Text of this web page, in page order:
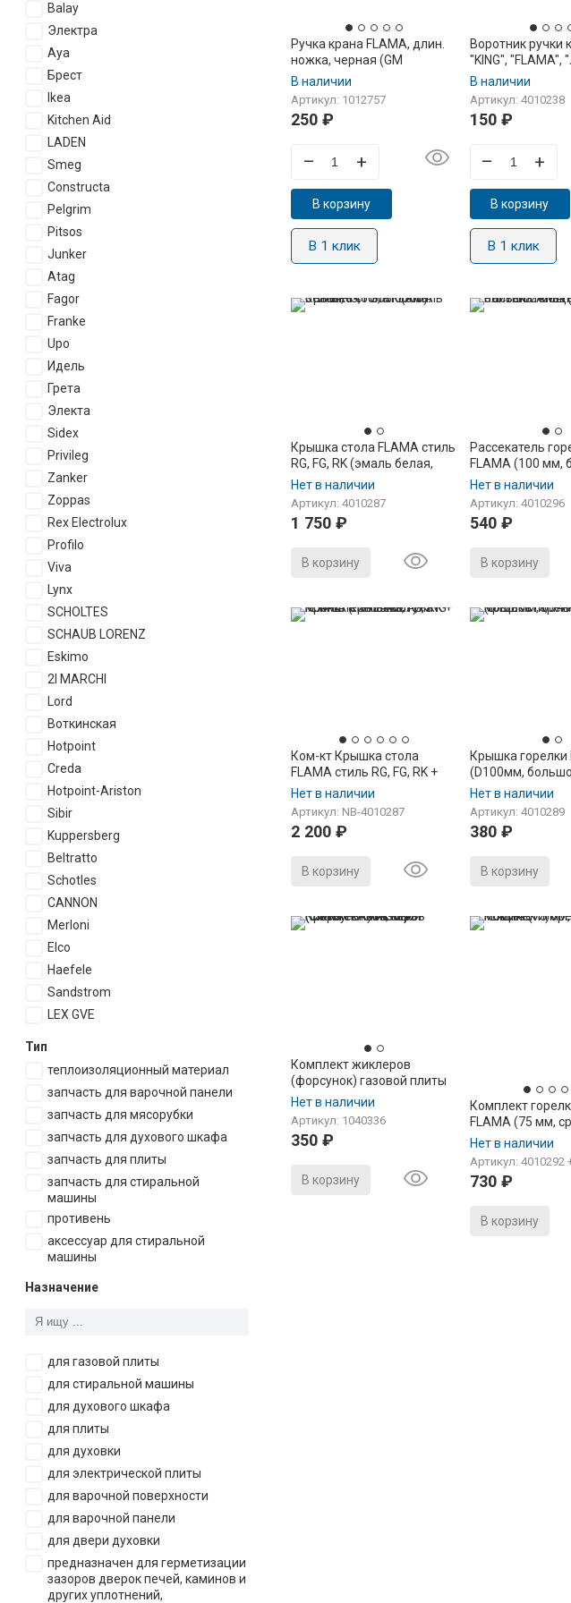
Balay
Электра
Aya
Брест
Ikea
Kitchen Aid
LADEN
Smeg
Constructa
Pelgrim
Pitsos
Junker
Atag
Fagor
Franke
Upo
Идель
Грета
Электа
Sidex
Privileg
Zanker
Zoppas
Rex Electrolux
Profilo
Viva
Lynx
SCHOLTES
SCHAUB LORENZ
Eskimo
2I MARCHI
Lord
Воткинская
Hotpoint
Creda
Hotpoint-Ariston
Sibir
Kuppersberg
Beltratto
Schotles
CANNON
Merloni
Elco
Haefele
Sandstrom
LEX GVE
Тип
теплоизоляционный материал
запчасть для варочной панели
запчасть для мясорубки
запчасть для духового шкафа
запчасть для плиты
запчасть для стиральной
машины
противень
аксессуар для стиральной
машины
Назначение
для газовой плиты
для стиральной машины
для духового шкафа
для плиты
для духовки
для электрической плиты
для варочной поверхности
для варочной панели
для двери духовки
предназначен для герметизации
зазоров дверок печей, каминов и
других уплотнений,
Ручка крана FLAMA, длин.
ножка, черная (GM
442.26.022Б)
В наличии
Артикул: 1012757
250 ₽
– +
В корзину
В 1 клик
Воротник ручки
"KING",
NOVA", мод. RG,
RK (c 2015г)
В наличии
Артикул: 4010238
150 ₽
– +
В корзину
В 1 клик
Крышка стола FLAMA стиль
RG, FG, RK (эмаль белая,
1465.03.0000)
Нет в наличии
Артикул: 4010287
1 750 ₽
В корзину
Рассекатель
FLAMA (100 мм,
мощности)
Нет в наличии
Артикул: 4010296
540 ₽
В корзину
Ком-кт Крышка стола
FLAMA стиль RG, FG, RK +
Кронштейн FLAMA, KING
Нет в наличии
Артикул: NB-4010287
2 200 ₽
В корзину
Крышка горелки
(D100мм,
мощности,
Нет в наличии
Артикул: 4010289
380 ₽
В корзину
Комплект жиклеров
(форсунок) газовой плиты
FLAMA, KING (Сжиженный
Нет в наличии
Артикул: 1040336
350 ₽
В корзину
Комплект
FLAMA (75 мм,
мощности)
Нет в наличии
Артикул: 4010292
730 ₽
В корзину